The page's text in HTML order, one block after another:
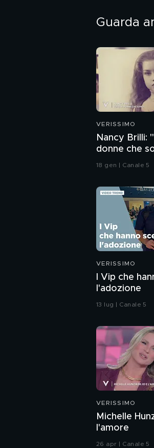
Guarda
VERISSIMO
Nancy Brilli:
donne che
18 gen | Canale 5
VERISSIMO
I Vip che
l'adozione
13 lug | Canale 5
VERISSIMO
Michelle
l'amore
26 apr | Canale 5